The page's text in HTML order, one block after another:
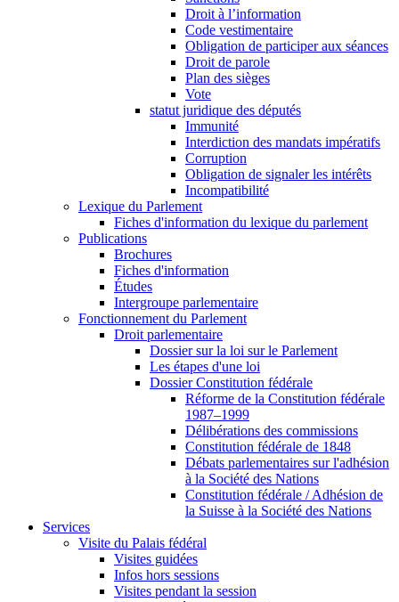
Droit à l’information
Code vestimentaire
Obligation de participer aux séances
Droit de parole
Plan des sièges
Vote
statut juridique des députés
Immunité
Interdiction des mandats impératifs
Corruption
Obligation de signaler les intérêts
Incompatibilité
Lexique du Parlement
Fiches d'information du lexique du parlement
Publications
Brochures
Fiches d'information
Études
Intergroupe parlementaire
Fonctionnement du Parlement
Droit parlementaire
Dossier sur la loi sur le Parlement
Les étapes d'une loi
Dossier Constitution fédérale
Réforme de la Constitution fédérale
1987–1999
Délibérations des commissions
Constitution fédérale de 1848
Débats parlementaires sur l'adhésion
à la Société des Nations
Constitution fédérale / Adhésion de
la Suisse à la Société des Nations
Services
Visite du Palais fédéral
Visites guidées
Infos hors sessions
Visites pendant la session